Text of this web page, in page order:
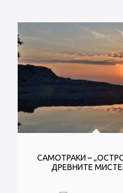
САМОТРАКИ –
ДРЕВНИТЕ